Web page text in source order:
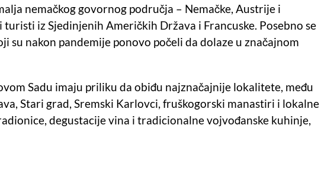
nemačkog govornog područja – Nemačke, Austrije i
turisti iz Sjedinjenih Američkih Država i Francuske. Posebno se
su nakon pandemije ponovo počeli da dolaze u značajnom
Sadu imaju priliku da obiđu najznačajnije lokalitete, među
Stari grad, Sremski Karlovci, fruškogorski manastiri i lokalne
degustacije vina i tradicionalne vojvođanske kuhinje,